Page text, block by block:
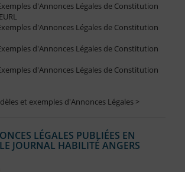
d'Annonces Légales de Constitution
d'Annonces Légales de Constitution
d'Annonces Légales de Constitution
d'Annonces Légales de Constitution
et exemples d'Annonces Légales >
LÉGALES PUBLIÉES EN
JOURNAL HABILITÉ ANGERS